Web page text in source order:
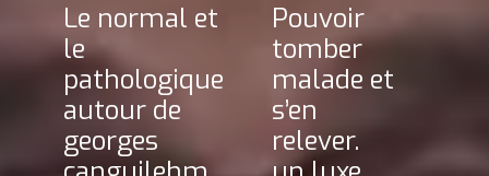
Le normal et
le
pathologique
autour de
georges
Pouvoir
tomber
malade et
s’en
relever.